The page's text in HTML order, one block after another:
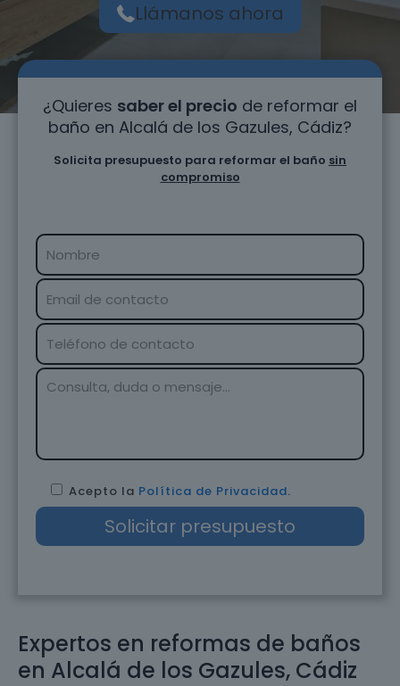
Llámanos ahora
Expertos en reformas de baños
en Alcalá de los Gazules, Cádiz
¿Quieres saber el precio de reformar el
baño en Alcalá de los Gazules, Cádiz?
Solicita presupuesto para reformar el baño sin
compromiso
Acepto la Política de Privacidad.